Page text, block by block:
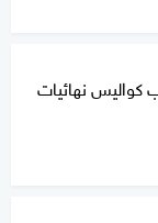
نهائيات